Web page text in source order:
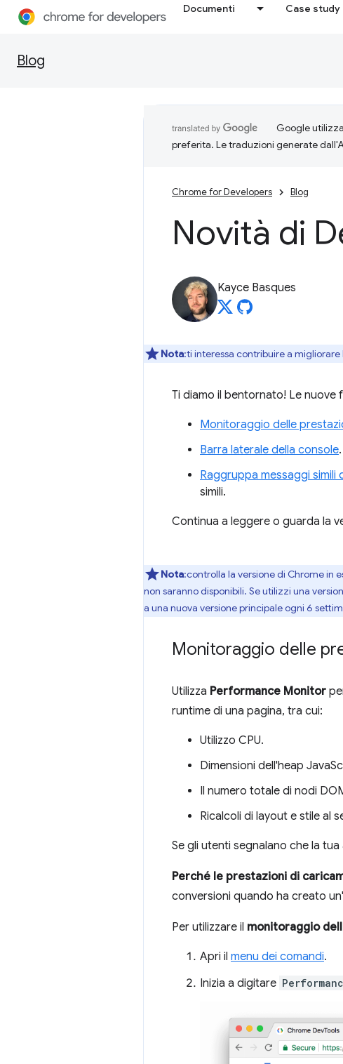
Documenti Case study
Blog
Google
preferita. Le traduzioni generate
Chrome for Developers Blog
Novità di
Kayce Basques
Nota:ti interessa contribuire a
Ti diamo il bentornato! Le nuove
Monitoraggio delle
Barra laterale della console
Raggruppa messaggi simili
simili.
Continua a leggere o guarda la
Nota:controlla la versione di Chrome in
non saranno disponibili. Se utilizzi una
a una nuova versione principale ogni 6
Monitoraggio delle
Utilizza Performance Monitor
runtime di una pagina, tra cui:
Utilizzo CPU.
Dimensioni dell'heap
Il numero totale di nodi
Ricalcoli di layout e stile al
Se gli utenti segnalano che la
Perché le prestazioni di
conversioni quando ha creato
Per utilizzare il monitoraggio
Apri il menu dei comandi.
Inizia a digitare